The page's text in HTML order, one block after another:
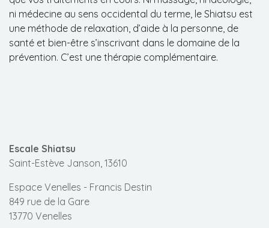
ni médecine au sens occidental du terme, le Shiatsu est
une méthode de relaxation, d’aide à la personne, de
santé et bien-être s’inscrivant dans le domaine de la
prévention. C’est une thérapie complémentaire.
Escale Shiatsu
Saint-Estève Janson, 13610
Espace Venelles - Francis Destin
849 rue de la Gare
13770 Venelles